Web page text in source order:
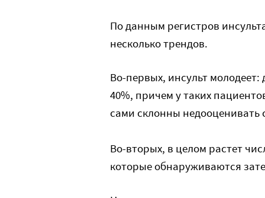
По данным регистров
несколько трендов.
Во-первых, инсульт
40%, причем у таких
сами склонны
Во-вторых, в целом растет
которые обнаруживаются